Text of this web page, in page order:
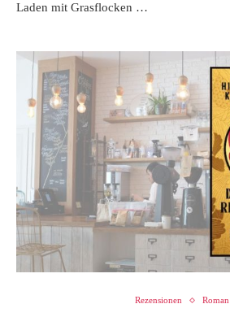
Laden mit Grasflocken …
Rezensionen Roman